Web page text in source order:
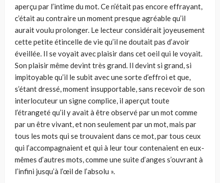
aperçu par l’intime du mot. Ce n’était pas encore effrayant,
c’était au contraire un moment presque agréable qu’il
aurait voulu prolonger. Le lecteur considérait joyeusement
cette petite étincelle de vie qu’il ne doutait pas d’avoir
éveillée. Il se voyait avec plaisir dans cet oeil qui le voyait.
Son plaisir même devint très grand. Il devint si grand, si
impitoyable qu’il le subit avec une sorte d’effroi et que,
s’étant dressé, moment insupportable, sans recevoir de son
interlocuteur un signe complice, il aperçut toute
l’étrangeté qu’il y avait à être observé par un mot comme
par un être vivant, et non seulement par un mot, mais par
tous les mots qui se trouvaient dans ce mot, par tous ceux
qui l’accompagnaient et qui à leur tour contenaient en eux-
mêmes d’autres mots, comme une suite d’anges s’ouvrant à
l’infini jusqu’à l’œil de l’absolu ».